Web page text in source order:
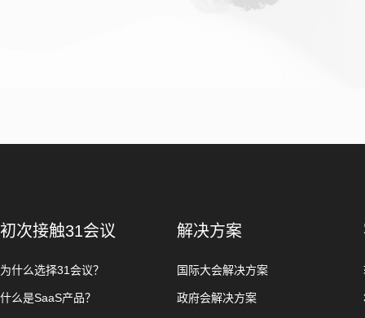
初次接触31会议
为什么选择31会议？
什么是SaaS产品？
解决方案
国际大会解决方案
政府会解决方案